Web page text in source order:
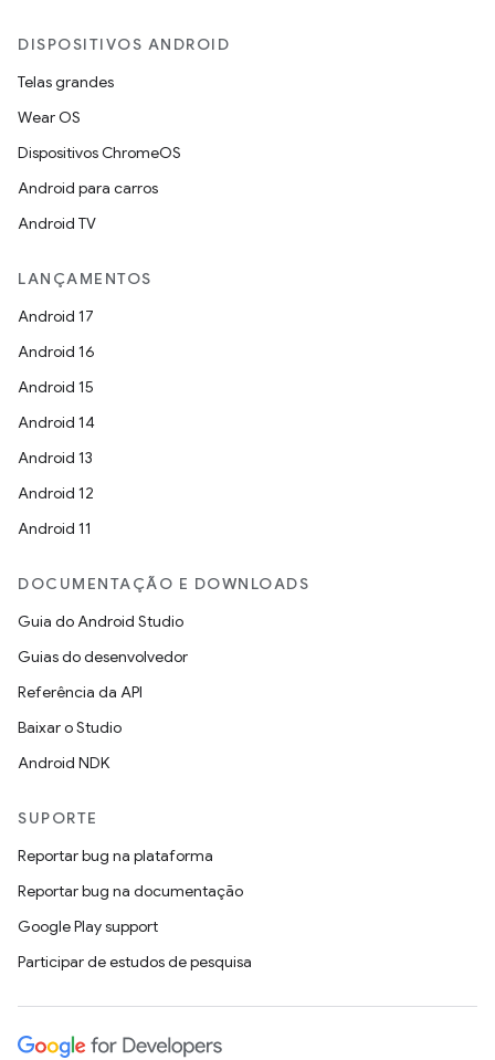
DISPOSITIVOS ANDROID
Telas grandes
Wear OS
Dispositivos ChromeOS
Android para carros
Android TV
LANÇAMENTOS
Android 17
Android 16
Android 15
Android 14
Android 13
Android 12
Android 11
DOCUMENTAÇÃO E DOWNLOADS
Guia do Android Studio
Guias do desenvolvedor
Referência da API
Baixar o Studio
Android NDK
SUPORTE
Reportar bug na plataforma
Reportar bug na documentação
Google Play support
Participar de estudos de pesquisa